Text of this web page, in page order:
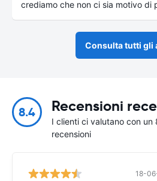
crediamo che non ci sia motivo di
Consulta tutti gli
8.4 Recensioni
I clienti ci valutano con
recensioni
18-